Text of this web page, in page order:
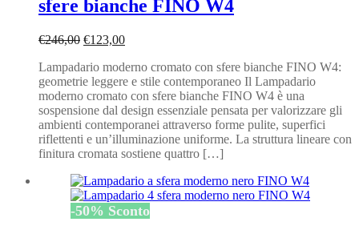
sfere bianche FINO W4
€246,00 Il
originale
era:
€246,00.
€123,00Il
attuale
è:
€123,00.
Lampadario moderno cromato con sfere bianche FINO W4:
geometrie leggere e stile contemporaneo Il Lampadario
moderno cromato con sfere bianche FINO W4 è una
sospensione dal design essenziale pensata per valorizzare gli
ambienti contemporanei attraverso forme pulite, superfici
riflettenti e un’illuminazione uniforme. La struttura lineare con
finitura cromata sostiene quattro […]
-50% Sconto